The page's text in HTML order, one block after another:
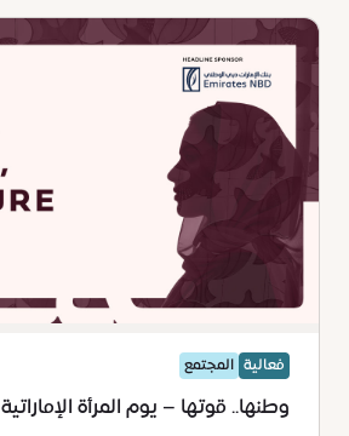
فعالية المجتمع
وطنها.. قوتها – يوم المرأة الإماراتية 2026